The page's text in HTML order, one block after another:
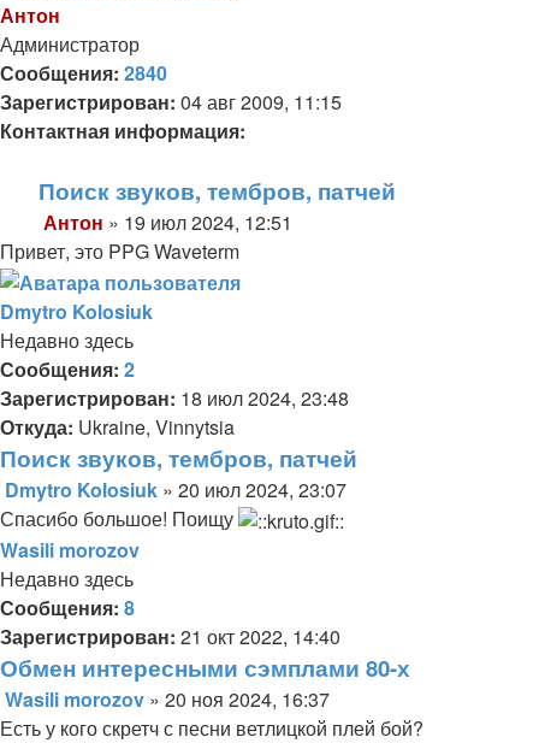
Антон
Администратор
Сообщения: 2840
Зарегистрирован: 04 авг 2009, 11:15
Контактная информация:
Контактная
информация
пользователя
Антон
Поиск звуков, тембров, патчей
Сообщение
Антон » 19 июл 2024, 12:51
Привет, это PPG Waveterm
Dmytro Kolosiuk
Недавно здесь
Сообщения: 2
Зарегистрирован: 18 июл 2024, 23:48
Откуда: Ukraine, Vinnytsia
Поиск звуков, тембров, патчей
Сообщение
Dmytro Kolosiuk » 20 июл 2024, 23:07
Спасибо большое! Поищу
Wasili morozov
Недавно здесь
Сообщения: 8
Зарегистрирован: 21 окт 2022, 14:40
Обмен интересными сэмплами 80-х
Сообщение
Wasili morozov » 20 ноя 2024, 16:37
Есть у кого скретч с песни ветлицкой плей бой?